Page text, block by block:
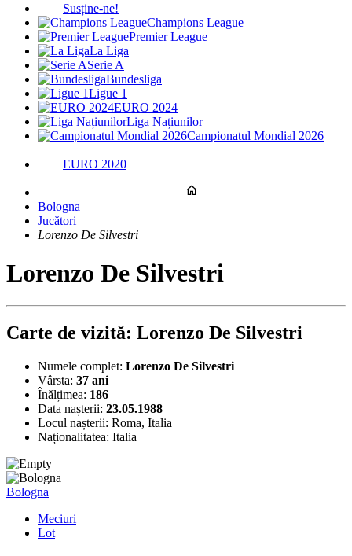
Susține-ne!
Champions League
Premier League
La Liga
Serie A
Bundesliga
Ligue 1
EURO 2024
Liga Națiunilor
Campionatul Mondial 2026
EURO 2020
Bologna
Jucători
Lorenzo De Silvestri
Lorenzo De Silvestri
Carte de vizită: Lorenzo De Silvestri
Numele complet: Lorenzo De Silvestri
Vârsta: 37 ani
Înălțimea: 186
Data nașterii: 23.05.1988
Locul nașterii: Roma, Italia
Naționalitatea: Italia
Bologna
Meciuri
Lot